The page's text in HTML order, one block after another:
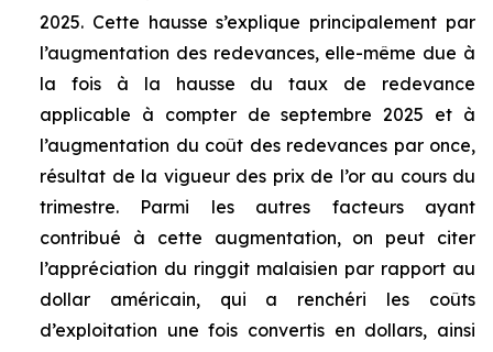
2025. Cette hausse s’explique principalement par
l’augmentation des redevances, elle-même due à
la fois à la hausse du taux de redevance
applicable à compter de septembre 2025 et à
l’augmentation du coût des redevances par once,
résultat de la vigueur des prix de l’or au cours du
trimestre. Parmi les autres facteurs ayant
contribué à cette augmentation, on peut citer
l’appréciation du ringgit malaisien par rapport au
dollar américain, qui a renchéri les coûts
d’exploitation une fois convertis en dollars, ainsi